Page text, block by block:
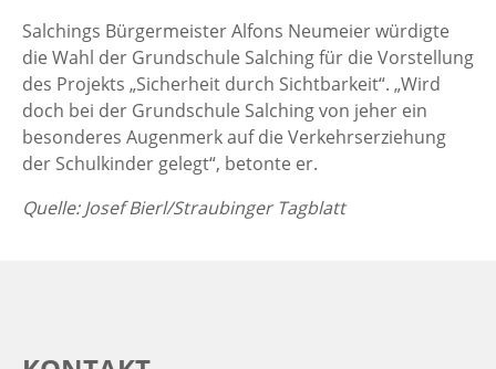
Salchings Bürgermeister Alfons Neumeier würdigte
die Wahl der Grundschule Salching für die Vorstellung
des Projekts „Sicherheit durch Sichtbarkeit“. „Wird
doch bei der Grundschule Salching von jeher ein
besonderes Augenmerk auf die Verkehrserziehung
der Schulkinder gelegt“, betonte er.
Quelle: Josef Bierl/Straubinger Tagblatt